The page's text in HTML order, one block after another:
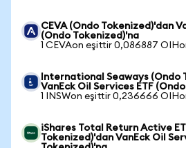
CEVA (Ondo Tokenized)'dan
(Ondo Tokenized)'na
1 CEVAon eşittir 0,086887
International Seaways (Ondo
VanEck Oil Services ETF
1 INSWon eşittir 0,236666
iShares Total Return Active
Tokenized)'dan VanEck Oil